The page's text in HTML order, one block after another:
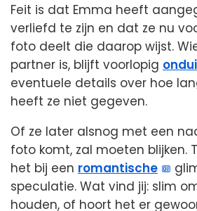
Feit is dat Emma heeft
verliefd te zijn en dat ze nu
foto deelt die daarop wijst.
partner is, blijft voorlopig
eventuele details over hoe
heeft ze niet gegeven.
Of ze later alsnog met een
foto komt, zal moeten blijken.
het bij een romantische
speculatie. Wat vind jij: slim
houden, of hoort het er